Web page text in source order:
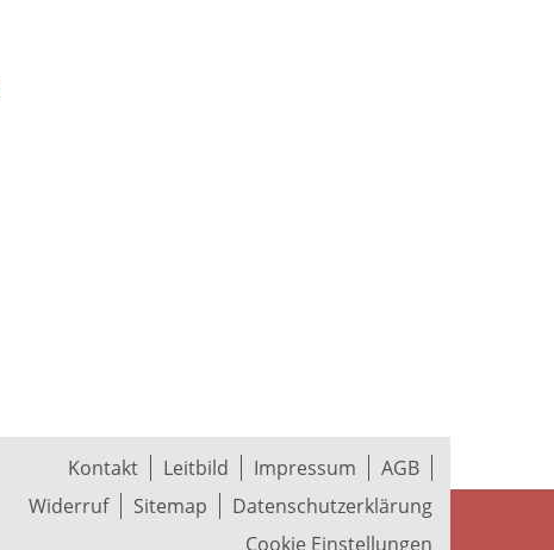
Kontakt Leitbild Impressum
AGB
Widerruf
Sitemap
Datenschutzerklärung
Cookie Einstellungen